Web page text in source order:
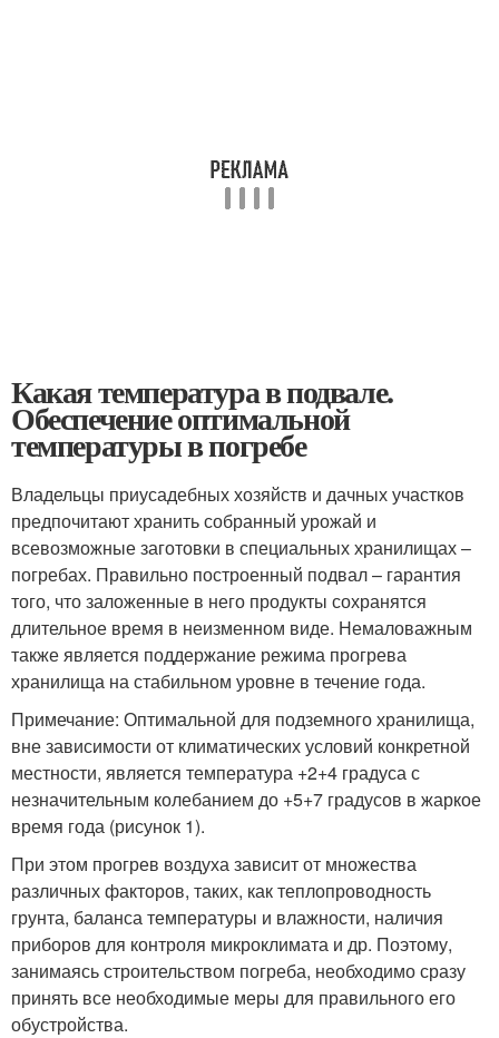
Какая температура в подвале.
Обеспечение оптимальной
температуры в погребе
Владельцы приусадебных хозяйств и дачных участков
предпочитают хранить собранный урожай и
всевозможные заготовки в специальных хранилищах –
погребах. Правильно построенный подвал – гарантия
того, что заложенные в него продукты сохранятся
длительное время в неизменном виде. Немаловажным
также является поддержание режима прогрева
хранилища на стабильном уровне в течение года.
Примечание: Оптимальной для подземного хранилища,
вне зависимости от климатических условий конкретной
местности, является температура +2+4 градуса с
незначительным колебанием до +5+7 градусов в жаркое
время года (рисунок 1).
При этом прогрев воздуха зависит от множества
различных факторов, таких, как теплопроводность
грунта, баланса температуры и влажности, наличия
приборов для контроля микроклимата и др. Поэтому,
занимаясь строительством погреба, необходимо сразу
принять все необходимые меры для правильного его
обустройства.